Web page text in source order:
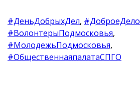
#ДеньДобрыхДел, #ДоброеДело
#ВолонтерыПодмосковья,
#МолодежьПодмосковья,
#ОбщественнаяпалатаСПГО